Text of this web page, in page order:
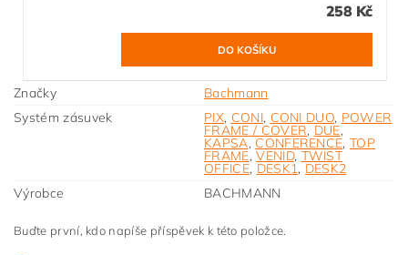
258 Kč
Značky
Bachmann
Systém zásuvek
PIX, CONI, CONI DUO, POWER
FRAME / COVER, DUE,
KAPSA, CONFERENCE,TOP
FRAME,VENID, TWIST
OFFICE, DESK1, DESK2
Výrobce
BACHMANN
Buďte první, kdo napíše příspěvek k této položce.